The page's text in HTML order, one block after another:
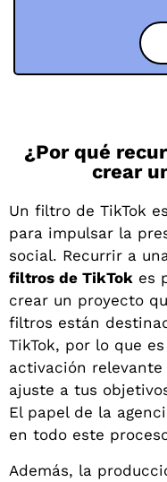
¿Por qué
crear
Un filtro de TikTok
para impulsar la
social. Recurrir a
filtros de TikTok es
crear un proyecto
filtros están
TikTok, por lo que
activación
ajuste a tus
El papel de la
en todo este
Además, la